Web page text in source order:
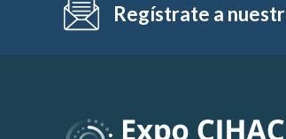
Regístrate a